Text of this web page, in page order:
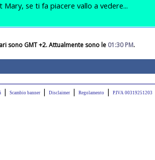
se ti fa piacere vallo a vedere...
sono GMT +2. Attualmente sono le 01:30 PM.
| Scambio banner | Disclaimer | Regolamento | P.IVA 00319251203